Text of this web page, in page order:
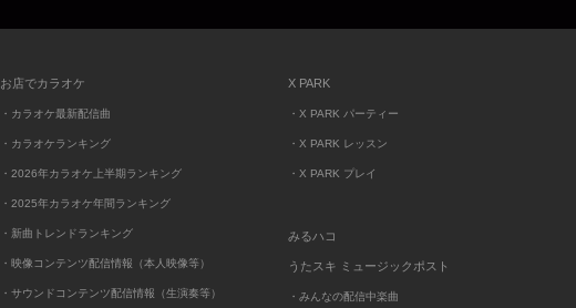
お店でカラオケ
・カラオケ最新配信曲
・カラオケランキング
・2026年カラオケ上半期ランキング
・2025年カラオケ年間ランキング
・新曲トレンドランキング
・映像コンテンツ配信情報（本人映像等）
・サウンドコンテンツ配信情報（生演奏等）
X PARK
・X PARK パーティー
・X PARK レッスン
・X PARK プレイ
みるハコ
うたスキ ミュージックポスト
・みんなの配信中楽曲